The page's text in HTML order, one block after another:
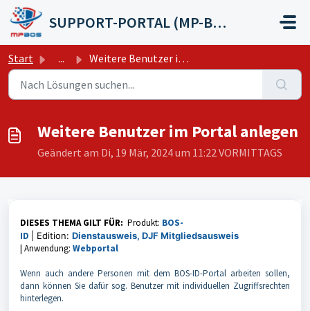
Zum hauptsächlichen Inhalt gehen
SUPPORT-PORTAL (MP-BOS GmbH)
Start ... Weitere Benutzer im Portal anlegen
Weitere Benutzer im Portal anlegen
Geändert am Di, 19 Mär, 2024 um 11:22 VORMITTAGS
DIESES THEMA GILT FÜR: Produkt: BOS-
ID
Edition: Dienstausweis, DJF Mitgliedsausweis
| Anwendung: Webportal
Wenn auch andere Personen mit dem BOS-ID-Portal arbeiten sollen,
dann können Sie dafür sog. Benutzer mit individuellen Zugriffsrechten
hinterlegen.